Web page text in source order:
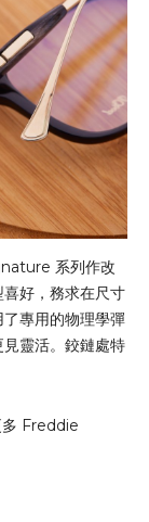
系列作改
好，務求在尺寸
專用的物理學彈
靈活。鉸鏈處特
Freddie